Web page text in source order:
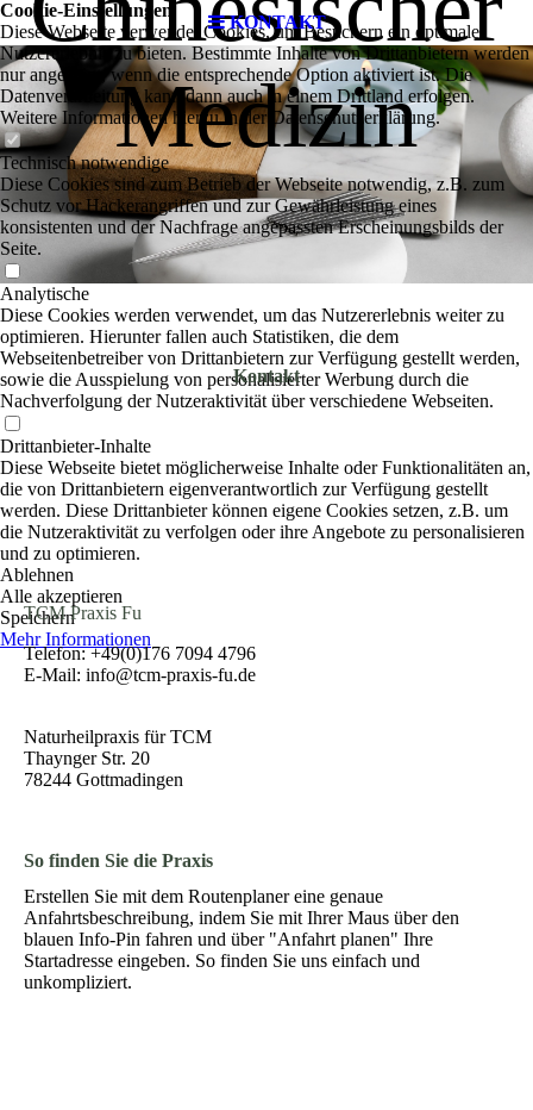
KONTAKT
Medizin
Kontakt
TCM Praxis Fu
Telefon: +49(0)176 7094 4796
E-Mail: info@tcm-praxis-fu.de
Naturheilpraxis für TCM
Thaynger Str. 20
78244 Gottmadingen
So finden Sie die Praxis
Erstellen Sie mit dem Routenplaner eine genaue
Anfahrtsbeschreibung, indem Sie mit Ihrer Maus über den
blauen Info-Pin fahren und über "Anfahrt planen" Ihre
Startadresse eingeben. So finden Sie uns einfach und
unkompliziert.
Cookie-Einstellungen
Diese Webseite verwendet Cookies, um Besuchern ein optimales
Nutzererlebnis zu bieten. Bestimmte Inhalte von Drittanbietern werden
nur angezeigt, wenn die entsprechende Option aktiviert ist. Die
Datenverarbeitung kann dann auch in einem Drittland erfolgen.
Weitere Informationen hierzu in der Datenschutzerklärung.
Technisch notwendige
Diese Cookies sind zum Betrieb der Webseite notwendig, z.B. zum
Schutz vor Hackerangriffen und zur Gewährleistung eines
konsistenten und der Nachfrage angepassten Erscheinungsbilds der
Seite.
Analytische
Diese Cookies werden verwendet, um das Nutzererlebnis weiter zu
optimieren. Hierunter fallen auch Statistiken, die dem
Webseitenbetreiber von Drittanbietern zur Verfügung gestellt werden,
sowie die Ausspielung von personalisierter Werbung durch die
Nachverfolgung der Nutzeraktivität über verschiedene Webseiten.
Drittanbieter-Inhalte
Diese Webseite bietet möglicherweise Inhalte oder Funktionalitäten an,
die von Drittanbietern eigenverantwortlich zur Verfügung gestellt
werden. Diese Drittanbieter können eigene Cookies setzen, z.B. um
die Nutzeraktivität zu verfolgen oder ihre Angebote zu personalisieren
und zu optimieren.
Ablehnen
Alle akzeptieren
Speichern
Mehr Informationen